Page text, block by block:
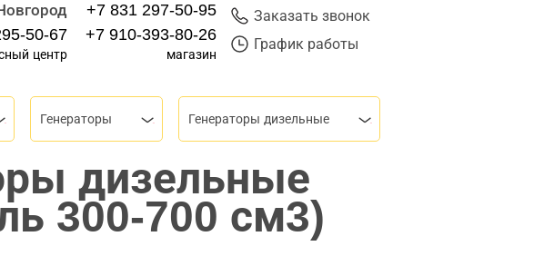
50-67
центр
+7 831 297-50-95
+7 910-393-80-26
магазин
Заказать звонок
График работы
Генераторы Генераторы дизельные
дизельные
300-700 см3)